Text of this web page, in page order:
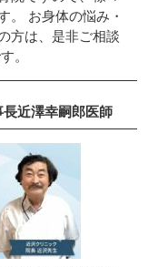
。 お身体の悩み・
方は、是非ご相談
す。
長近澤幸嗣郎医師